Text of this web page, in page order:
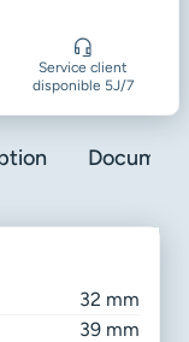
Service client
disponible 5J/7
32 mm
39 mm